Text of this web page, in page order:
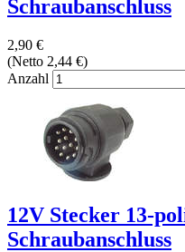
Schraubanschluss
2,90 €
(Netto 2,44 €)
Anzahl
12V Stecker 13-
Schraubanschluss